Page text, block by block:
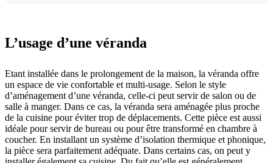
L’usage d’une véranda
Etant installée dans le prolongement de la maison, la véranda offre
un espace de vie confortable et multi-usage. Selon le style
d’aménagement d’une véranda, celle-ci peut servir de salon ou de
salle à manger. Dans ce cas, la véranda sera aménagée plus proche
de la cuisine pour éviter trop de déplacements. Cette pièce est aussi
idéale pour servir de bureau ou pour être transformé en chambre à
coucher. En installant un système d’isolation thermique et phonique,
la pièce sera parfaitement adéquate. Dans certains cas, on peut y